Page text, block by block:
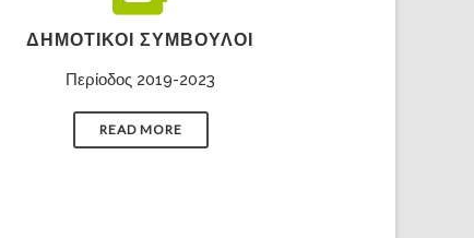
ΔΗΜΟΤΙΚΟΊ ΣΎΜΒΟΥΛΟΙ
Περίοδος 2019-2023
READ MORE